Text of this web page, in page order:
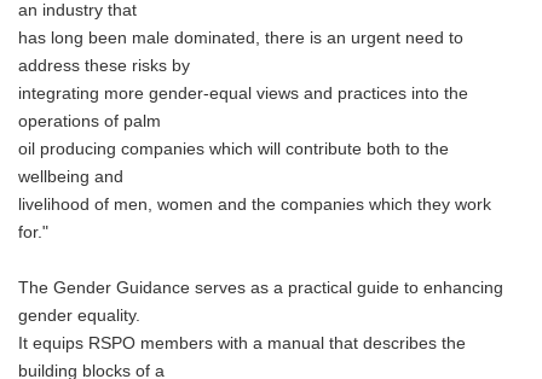
an industry that
has long been male dominated, there is an urgent need to
address these risks by
integrating more gender-equal views and practices into the
operations of palm
oil producing companies which will contribute both to the
wellbeing and
livelihood of men, women and the companies which they work
for."
The Gender Guidance serves as a practical guide to enhancing
gender equality.
It equips RSPO members with a manual that describes the
building blocks of a